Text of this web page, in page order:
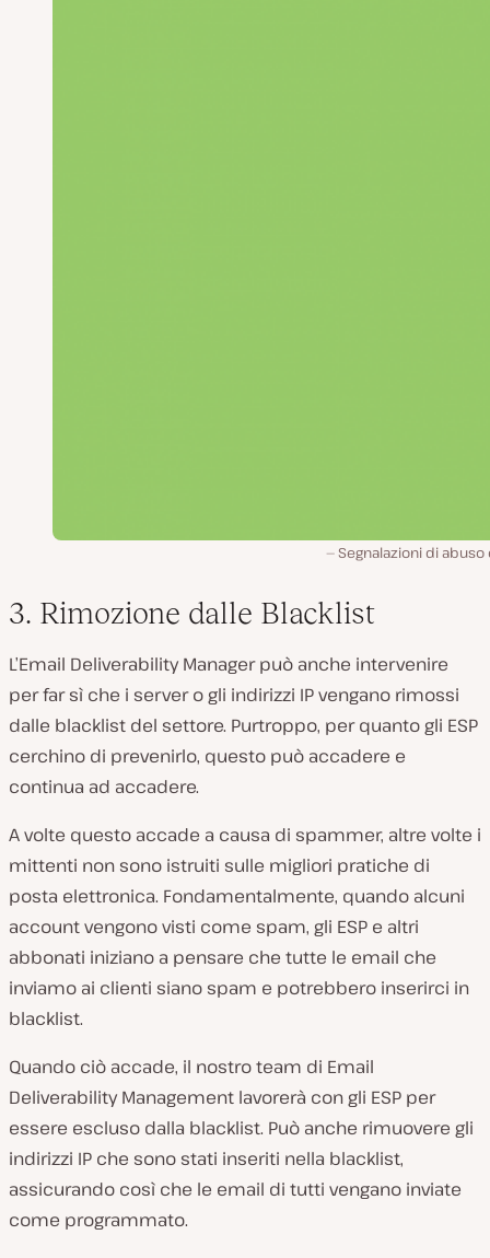
Segnalazioni di abuso
3. Rimozione dalle Blacklist
L’Email Deliverability Manager può anche intervenire
per far sì che i server o gli indirizzi IP vengano rimossi
dalle blacklist del settore. Purtroppo, per quanto gli ESP
cerchino di prevenirlo, questo può accadere e
continua ad accadere.
A volte questo accade a causa di spammer, altre volte i
mittenti non sono istruiti sulle migliori pratiche di
posta elettronica. Fondamentalmente, quando alcuni
account vengono visti come spam, gli ESP e altri
abbonati iniziano a pensare che tutte le email che
inviamo ai clienti siano spam e potrebbero inserirci in
blacklist.
Quando ciò accade, il nostro team di Email
Deliverability Management lavorerà con gli ESP per
essere escluso dalla blacklist. Può anche rimuovere gli
indirizzi IP che sono stati inseriti nella blacklist,
assicurando così che le email di tutti vengano inviate
come programmato.